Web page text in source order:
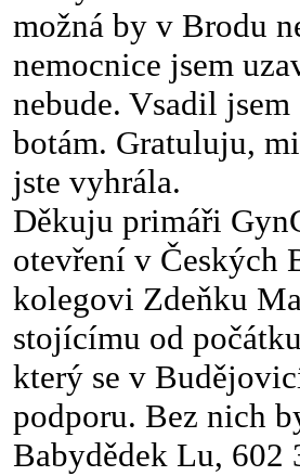
možná by v Brodu
nemocnice jsem
nebude. Vsadil
botám. Gratuluju,
jste vyhrála.
Děkuju primáři
otevření v Českých
kolegovi Zdeňku
stojícímu od
který se v
podporu. Bez nich
Babydědek Lu, 602